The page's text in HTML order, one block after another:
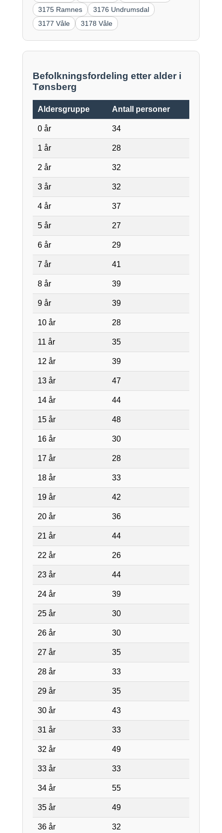
3175 Ramnes
3176 Undrumsdal
3177 Våle
3178 Våle
Befolkningsfordeling etter alder i
Tønsberg
Aldersgruppe Antall personer
0 år 34
1 år 28
2 år 32
3 år 32
4 år 37
5 år 27
6 år 29
7 år 41
8 år 39
9 år 39
10 år 28
11 år 35
12 år 39
13 år 47
14 år 44
15 år 48
16 år 30
17 år 28
18 år 33
19 år 42
20 år 36
21 år 44
22 år 26
23 år 44
24 år 39
25 år 30
26 år 30
27 år 35
28 år 33
29 år 35
30 år 43
31 år 33
32 år 49
33 år 33
34 år 55
35 år 49
36 år 32